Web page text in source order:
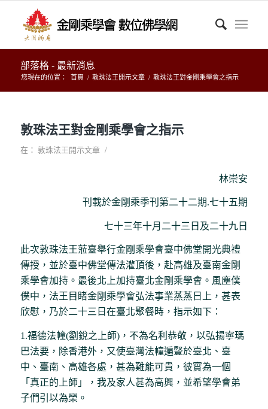
部落格 - 最新消息
您現在的位置： 首頁 / 敦珠法王開示文章 / 敦珠法王對金剛乘學會之指示
敦珠法王對金剛乘學會之指示
在： 敦珠法王開示文章 /
林崇安
刊載於金剛乘季刊第二十二期.七十五期
七十三年十月二十三日及二十九日
此次敦珠法王蒞臺舉行金剛乘學會臺中佛堂開光典禮
傳授，並於臺中佛堂傳法灌頂後，赴高雄及臺南金剛
乘學會加持。最後北上加持臺北金剛乘學會。風塵僕
僕中，法王目睹金剛乘學會弘法事業蒸蒸日上，甚表
欣慰，乃於二十三日在臺北聚餐時，指示如下：
1.福德法幢(劉銳之上師)，不為名利恭敬，以弘揚寧瑪
巴法要，除香港外，又使臺灣法幢遍豎於臺北、臺
中、臺南、高雄各處，甚為難能可貴，彼實為一個
「真正的上師」，我及家人甚為高興，並希望學會弟
子們引以為榮。